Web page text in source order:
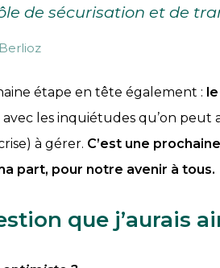
de sécurisation et de
étape en tête également :
les inquiétudes qu’on peut
à gérer. C’est une
part, pour notre avenir à tous.
que j’aurais